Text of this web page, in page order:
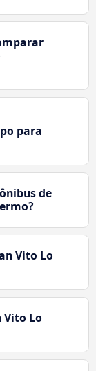
para
de
Vito Lo
Vito Lo